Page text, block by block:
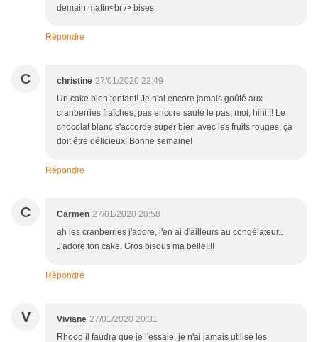
demain matin<br /> bises
Répondre
C christine 27/01/2020 22:49
Un cake bien tentant! Je n'ai encore jamais goûté aux
cranberries fraîches, pas encore sauté le pas, moi, hihi!!! Le
chocolat blanc s'accorde super bien avec les fruits rouges, ça
doit être délicieux! Bonne semaine!
Répondre
C Carmen 27/01/2020 20:58
ah les cranberries j'adore, j'en ai d'ailleurs au congélateur..
J'adore ton cake. Gros bisous ma belle!!!!
Répondre
V Viviane 27/01/2020 20:31
Rhooo il faudra que je l'essaie, je n'ai jamais utilisé les